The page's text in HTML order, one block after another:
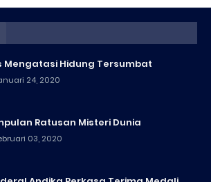
Mengatasi Hidung Tersumbat
24, 2020
Ratusan Misteri Dunia
03, 2020